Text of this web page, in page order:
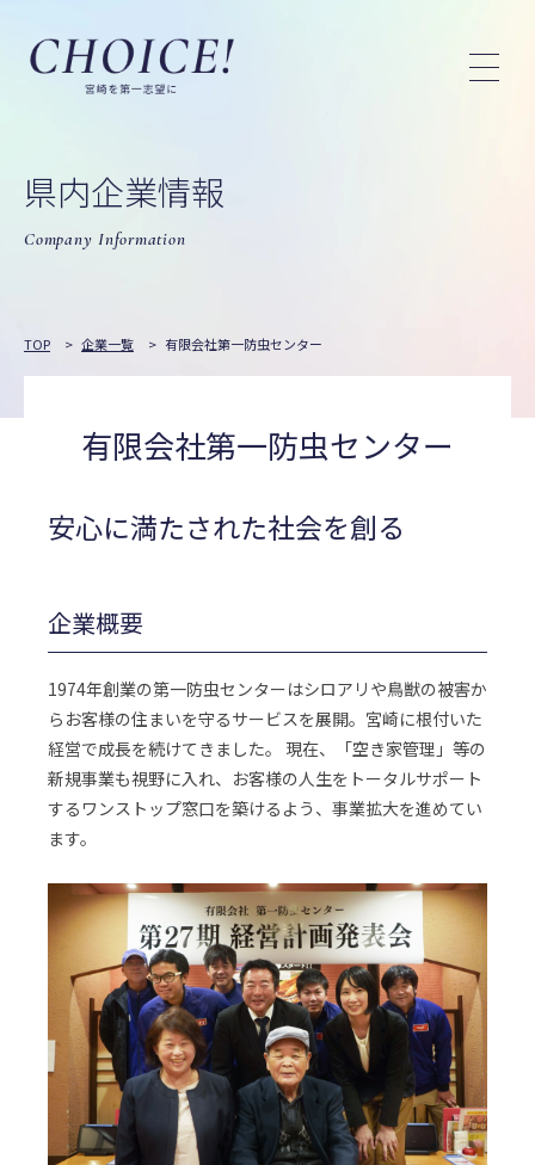
県内企業情報
Company Information
TOP > 企業一覧 > 有限会社第一防虫センター
有限会社第一防虫センター
安心に満たされた社会を創る
企業概要
1974年創業の第一防虫センターはシロアリや鳥獣の被害か
らお客様の住まいを守るサービスを展開。宮崎に根付いた
経営で成長を続けてきました。 現在、「空き家管理」等の
新規事業も視野に入れ、お客様の人生をトータルサポート
するワンストップ窓口を築けるよう、事業拡大を進めてい
ます。